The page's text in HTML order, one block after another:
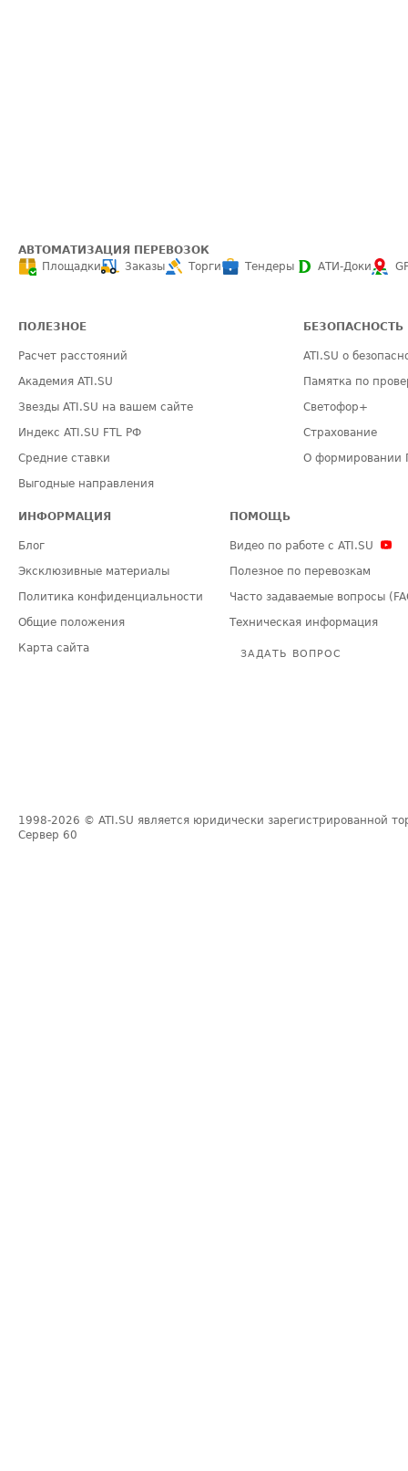
АВТОМАТИЗАЦИЯ ПЕРЕВОЗОК
Площадки
Заказы Торги Тендеры АТИ-Доки
ПОЛЕЗНОЕ
Расчет расстояний
Академия ATI.SU
Звезды ATI.SU на вашем сайте
Индекс ATI.SU FTL РФ
Средние ставки
Выгодные направления
БЕЗОПАСНОСТЬ
ATI.SU о
Памятка по
Светофор+
Страхование
О формировании
ИНФОРМАЦИЯ
Блог
Эксклюзивные материалы
Политика конфиденциальности
Общие положения
Карта сайта
ПОМОЩЬ
Видео по работе с ATI.SU
Полезное по перевозкам
Часто задаваемые вопросы
Техническая информация
ЗАДАТЬ ВОПРОС
1998-2026 © ATI.SU является юридически зарегистрированной
Сервер 60